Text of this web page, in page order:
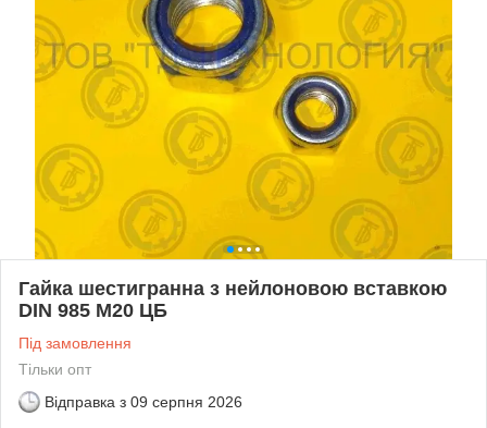
Гайка шестигранна з нейлоновою вставкою
DIN 985 М20 ЦБ
Під замовлення
Тільки опт
Відправка з 09 серпня 2026